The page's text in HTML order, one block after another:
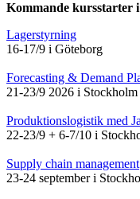
Kommande kursstarter
Lagerstyrning
16-17/9 i Göteborg
Forecasting & Demand
21-23/9 2026 i Stockholm
Produktionslogistik med
22-23/9 + 6-7/10 i
Supply chain management
23-24 september i